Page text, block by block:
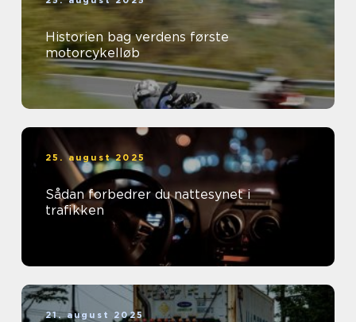
Historien bag verdens første
motorcykelløb
25. august 2025
Sådan forbedrer du nattesynet i
trafikken
21. august 2025